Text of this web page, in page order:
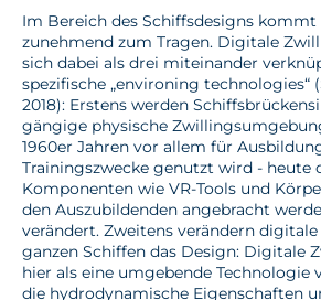
Im Bereich des Schiffsdesigns kommt
zunehmend zum Tragen. Digitale
sich dabei als drei miteinander
spezifische „environing technologies“
2018): Erstens werden
gängige physische
1960er Jahren vor allem für
Trainingszwecke genutzt wird - heute
Komponenten wie VR-Tools und
den Auszubildenden angebracht
verändert. Zweitens verändern
ganzen Schiffen das Design: Digitale
hier als eine umgebende Technologie
die hydrodynamische Eigenschaften